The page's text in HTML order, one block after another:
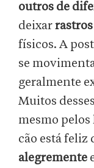
outros de
deixar
físicos. A
se
geralmente
Muitos
mesmo
cão está feliz
alegremente